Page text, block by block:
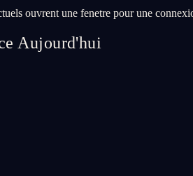
ouvrent une fenetre pour une
Aujourd'hui